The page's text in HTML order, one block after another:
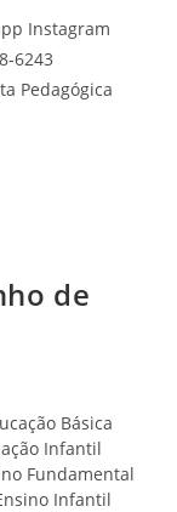
Instagram
6243
Pedagógica
de
Básica
Infantil
Fundamental
Infantil